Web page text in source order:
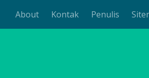
About Kontak Penulis